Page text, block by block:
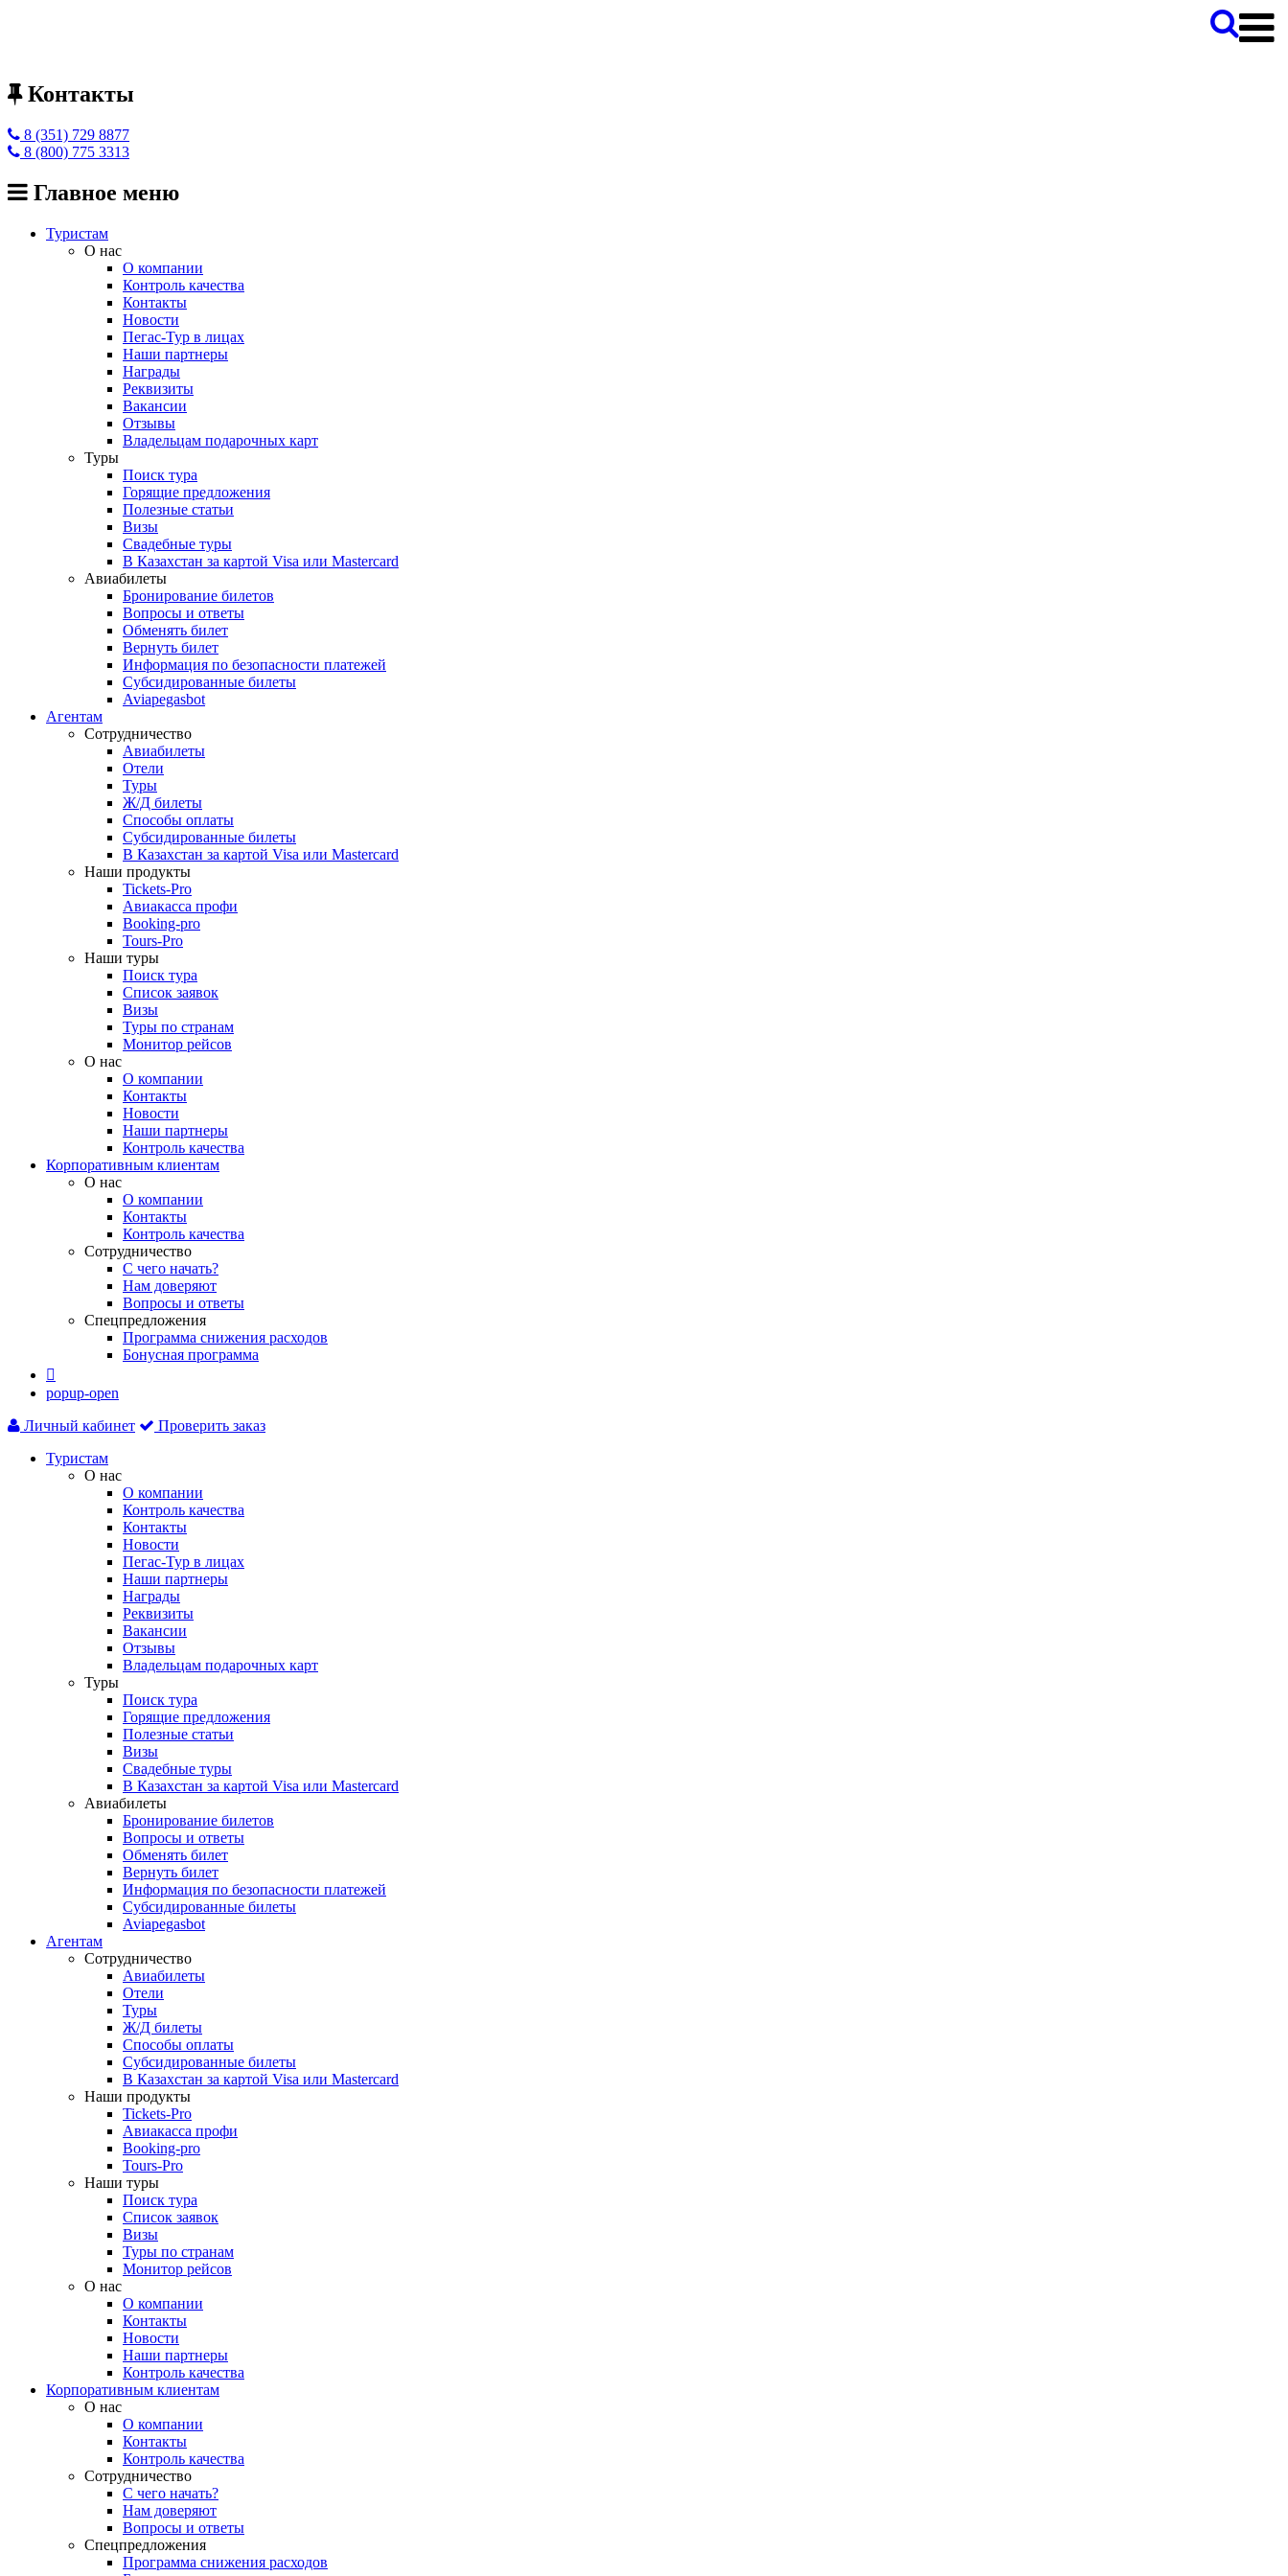
Контакты
8 (351) 729 8877
8 (800) 775 3313
Главное меню
Туристам
О нас
О компании
Контроль качества
Контакты
Новости
Пегас-Тур в лицах
Наши партнеры
Награды
Реквизиты
Вакансии
Отзывы
Владельцам подарочных карт
Туры
Поиск тура
Горящие предложения
Полезные статьи
Визы
Свадебные туры
В Казахстан за картой Visa или Masterсard
Авиабилеты
Бронирование билетов
Вопросы и ответы
Обменять билет
Вернуть билет
Информация по безопасности платежей
Субсидированные билеты
Aviapegasbot
Агентам
Сотрудничество
Авиабилеты
Отели
Туры
Ж/Д билеты
Способы оплаты
Субсидированные билеты
В Казахстан за картой Visa или Masterсard
Наши продукты
Tickets-Pro
Авиакасса профи
Booking-pro
Tours-Pro
Наши туры
Поиск тура
Список заявок
Визы
Туры по странам
Монитор рейсов
О нас
О компании
Контакты
Новости
Наши партнеры
Контроль качества
Корпоративным клиентам
О нас
О компании
Контакты
Контроль качества
Сотрудничество
С чего начать?
Нам доверяют
Вопросы и ответы
Спецпредложения
Программа снижения расходов
Бонусная программа

popup-open
Личный кабинет
Проверить заказ
Туристам
О нас
О компании
Контроль качества
Контакты
Новости
Пегас-Тур в лицах
Наши партнеры
Награды
Реквизиты
Вакансии
Отзывы
Владельцам подарочных карт
Туры
Поиск тура
Горящие предложения
Полезные статьи
Визы
Свадебные туры
В Казахстан за картой Visa или Masterсard
Авиабилеты
Бронирование билетов
Вопросы и ответы
Обменять билет
Вернуть билет
Информация по безопасности платежей
Субсидированные билеты
Aviapegasbot
Агентам
Сотрудничество
Авиабилеты
Отели
Туры
Ж/Д билеты
Способы оплаты
Субсидированные билеты
В Казахстан за картой Visa или Masterсard
Наши продукты
Tickets-Pro
Авиакасса профи
Booking-pro
Tours-Pro
Наши туры
Поиск тура
Список заявок
Визы
Туры по странам
Монитор рейсов
О нас
О компании
Контакты
Новости
Наши партнеры
Контроль качества
Корпоративным клиентам
О нас
О компании
Контакты
Контроль качества
Сотрудничество
С чего начать?
Нам доверяют
Вопросы и ответы
Спецпредложения
Программа снижения расходов